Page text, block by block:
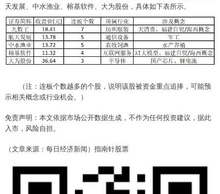
天发展、中水渔业、榕基软件、大为股份，具体如下表所示。
（注：连板个数越多的个股，说明该股被资金重点追捧，可能预
示相关概念或行业机会。）
免责声明：本文依据市场公开数据生成，不作为任何投资建议，据此
入市，风险自担。
（文章来源：每日经济新闻）指南针股票